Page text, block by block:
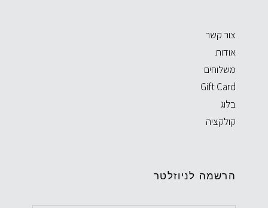
צור קשר
אודות
משלוחים
Gift Card
בלוג
קולקציה
הרשמה לניוזלטר